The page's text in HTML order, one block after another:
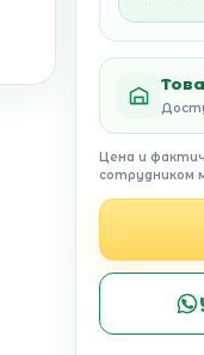
Цена и
сотрудником